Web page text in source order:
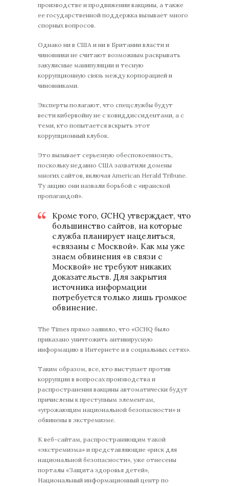
производстве и продвижении вакцины, а также
ее государственной поддержка вызывает много
спорных вопросов.
Однако ни в США и ни в Британии власти и
чиновники не считают возможным раскрывать
закулисные манипуляции и тесную
коррупционную связь между корпорацией и
чиновниками.
Эксперты полагают, что спецслужбы будут
вести кибервойну не с ковиддиссидентами, а с
теми, кто попытается вскрыть этот
коррупционный клубок.
Это вызывает серьезную обеспокоенность,
поскольку недавно США захватили домены
многих сайтов, включая American Herald Tribune.
Ту акцию они назвали борьбой с «иранской
пропагандой».
Кроме того, GCHQ утверждает, что
большинство сайтов, на которые
служба планирует нацелиться,
«связаны с Москвой». Как мы уже
знаем обвинения «в связи с
Москвой» не требуют никаких
доказательств. Для закрытия
источника информации
потребуется только лишь громкое
обвинение.
The Times прямо заявило, что «GCHQ было
приказано уничтожить антивирусную
информацию в Интернете и в социальных сетях».
Таким образом, все, кто выступает против
коррупции в вопросах производства и
распространения вакцины автоматически будут
причислены к преступным элементам,
«угрожающим национальной безопасности» и
обвинены в экстремизме.
К веб-сайтам, распространяющим такой
«экстремизма» и представляющие «риск для
национальной безопасности», уже отнесены
порталы «Защита здоровья детей»,
Национальный информационный центр по